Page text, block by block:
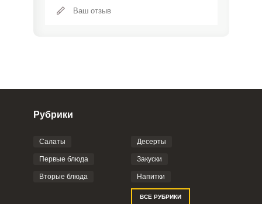
Фото до 4 шт, до 5 mb
Отправляя эту форму, вы соглашаетесь с
Политикой
Рубрики
Салаты
Первые блюда
Вторые блюда
Десерты
Закуски
Напитки
ВСЕ РУБРИКИ